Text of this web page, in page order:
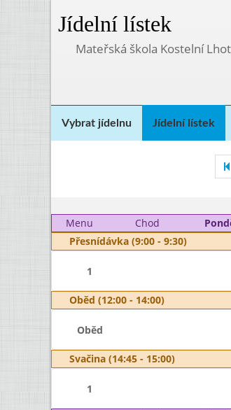
Jídelní lístek
Mateřská škola Kostelní
Vybrat jídelnu Jídelní lístek
Menu
Chod
Přesnídávka (9:00 - 9:30)
1
Oběd (12:00 - 14:00)
Oběd
Svačina (14:45 - 15:00)
1